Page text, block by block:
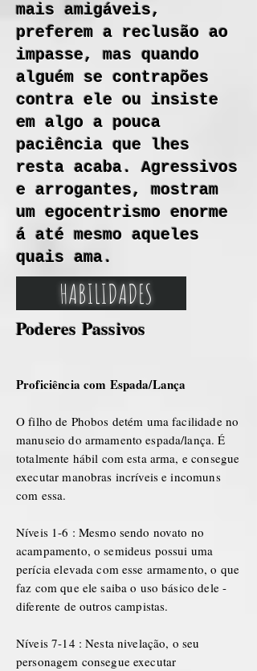
mais amigáveis,
preferem a reclusão ao
impasse, mas quando
alguém se contrapões
contra ele ou insiste
em algo a pouca
paciência que lhes
resta acaba. Agressivos
e arrogantes, mostram
um egocentrismo enorme
á até mesmo aqueles
quais ama.
HABILIDADES
Poderes Passivos
Proficiência com Espada/Lança
O filho de Phobos detém uma facilidade no
manuseio do armamento espada/lança. É
totalmente hábil com esta arma, e consegue
executar manobras incríveis e incomuns
com essa.
Níveis 1-6 : Mesmo sendo novato no
acampamento, o semideus possui uma
perícia elevada com esse armamento, o que
faz com que ele saiba o uso básico dele -
diferente de outros campistas.
Níveis 7-14 : Nesta nivelação, o seu
personagem consegue executar